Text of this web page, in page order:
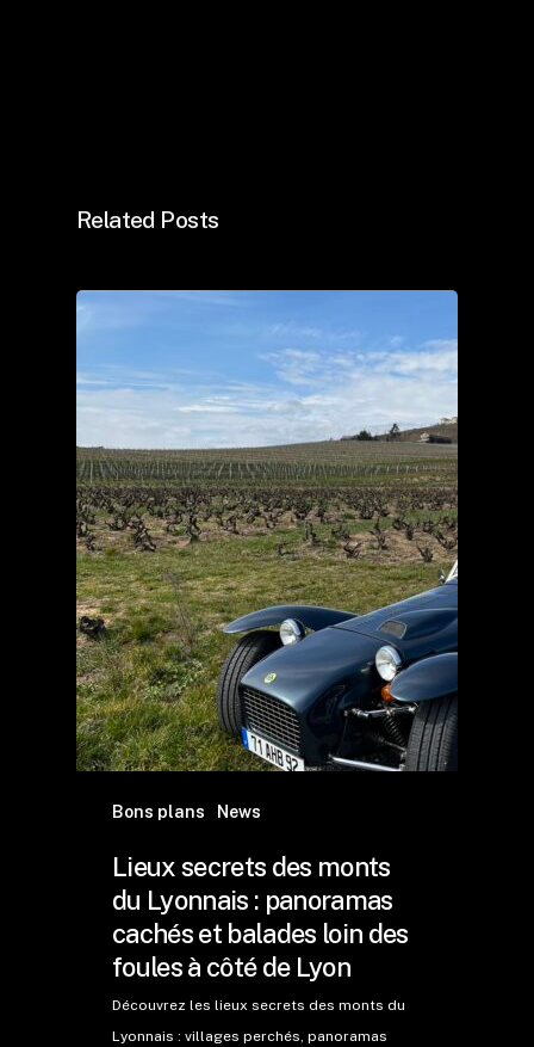
Related Posts
Bons plans News
Lieux secrets des monts
du Lyonnais : panoramas
cachés et balades loin des
foules à côté de Lyon
Découvrez les lieux secrets des monts du
Lyonnais : villages perchés, panoramas